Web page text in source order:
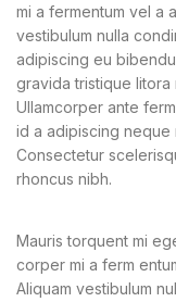
mi a fermentum vel a
vestibulum nulla
adipiscing eu
gravida tristique litora
Ullamcorper ante
id a adipiscing neque
Consectetur
rhoncus nibh.
Mauris torquent mi
corper mi a ferm
Aliquam vestibulum